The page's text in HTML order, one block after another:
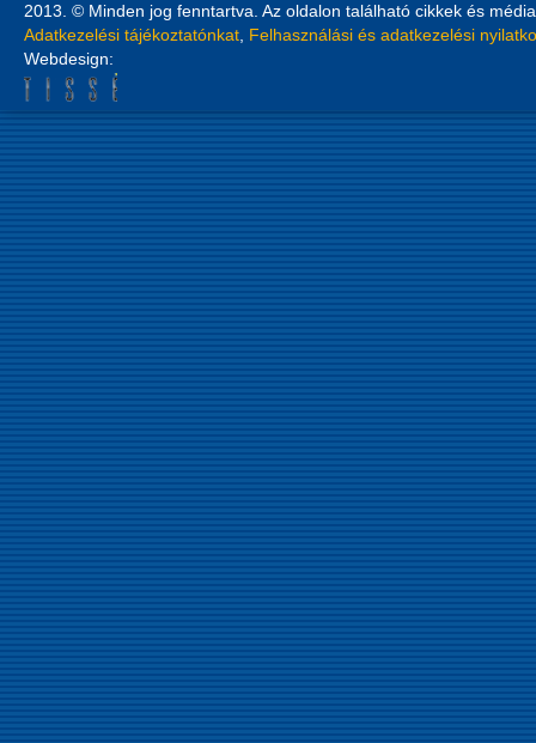
2013. © Minden jog fenntartva. Az oldalon található cikkek és
Adatkezelési tájékoztatónkat Felhasználási és adatkezelési
Webdesign: